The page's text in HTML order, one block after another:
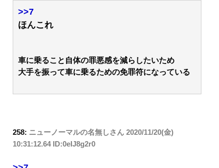
>>7
ほんこれ
車に乗ること自体の罪悪感を減らしたいため
大手を振って車に乗るための免罪符になっている
258: ニューノーマルの名無しさん 2020/11/20(金)
10:31:12.64 ID:0eIJ8g2r0